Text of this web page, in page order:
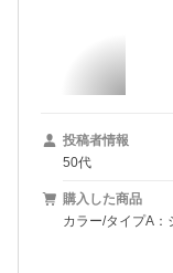
投稿者情報
50代
購入した商品
カラー/タイプA：